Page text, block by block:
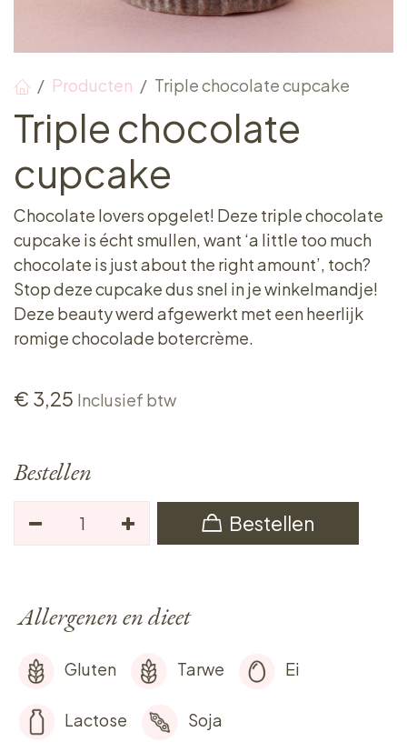
Producten Triple chocolate cupcake
Triple chocolate
cupcake
Chocolate lovers opgelet! Deze triple chocolate
cupcake is écht smullen, want ‘a little too much
chocolate is just about the right amount’, toch?
Stop deze cupcake dus snel in je winkelmandje!
Deze beauty werd afgewerkt met een heerlijk
romige chocolade botercrème.
€ 3,25 Inclusief btw
Bestellen
Bestellen
Allergenen en dieet
Gluten Tarwe Ei
Lactose Soja